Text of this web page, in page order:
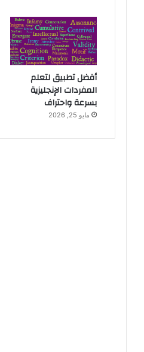
أفضل تطبيق لتعلم
المفردات الإنجليزية
بسرعة واحتراف
مايو 25, 2026